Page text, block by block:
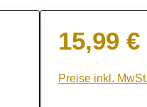
Regulärer Preis:
15,99 €
Preise inkl.